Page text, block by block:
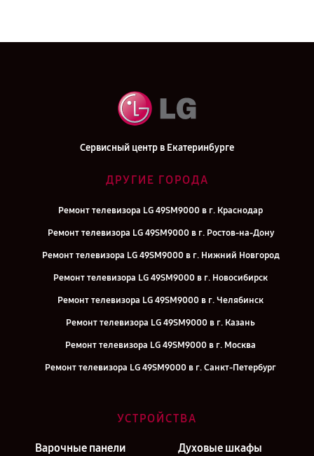
Сервисный центр в Екатеринбурге
ДРУГИЕ ГОРОДА
Ремонт телевизора LG 49SM9000 в г. Краснодар
Ремонт телевизора LG 49SM9000 в г. Ростов-на-Дону
Ремонт телевизора LG 49SM9000 в г. Нижний Новгород
Ремонт телевизора LG 49SM9000 в г. Новосибирск
Ремонт телевизора LG 49SM9000 в г. Челябинск
Ремонт телевизора LG 49SM9000 в г. Казань
Ремонт телевизора LG 49SM9000 в г. Москва
Ремонт телевизора LG 49SM9000 в г. Санкт-Петербург
УСТРОЙСТВА
Варочные панели Духовые шкафы